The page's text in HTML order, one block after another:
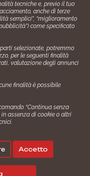
di Impiego24.it s.r.l.
03406490130
SNR 73140386/89/I
numero: SNR
marketing
tecniche e, previo il tuo
anche di terze
semplici”, “miglioramento
come specificato
selezionate, potremmo
per le seguenti finalità
valutazione degli annunci
finalità è possibile
“Continua senza
assenza di cookie o altri
Accetto